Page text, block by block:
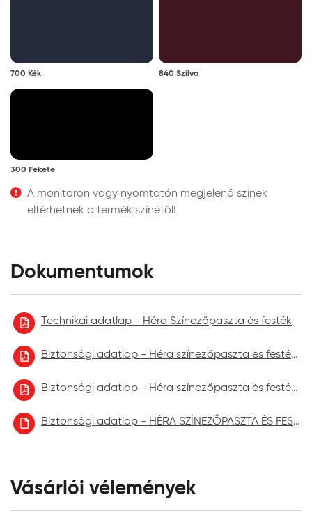
700 Kék 840 Szilva
300 Fekete
A monitoron vagy nyomtatón megjelenő színek
eltérhetnek a termék színétől!
Dokumentumok
Technikai adatlap - Héra Színezőpaszta és festék
Biztonsági adatlap - Héra színezőpaszta és festék 2021.09.
Biztonsági adatlap - Héra színezőpaszta és festék 2022.09.
Biztonsági adatlap - HÉRA SZÍNEZŐPASZTA ÉS FESTÉK aktuális
Vásárlói vélemények